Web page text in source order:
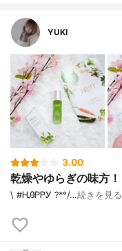
YUKI
3.00
乾燥やゆらぎの味方！
\ #ᎻᎯᏢᏢᎩ ?*°/ …続きを見る